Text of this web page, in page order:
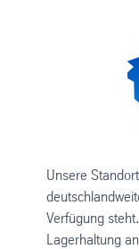
Unsere
Verfügung
Lagerhaltung